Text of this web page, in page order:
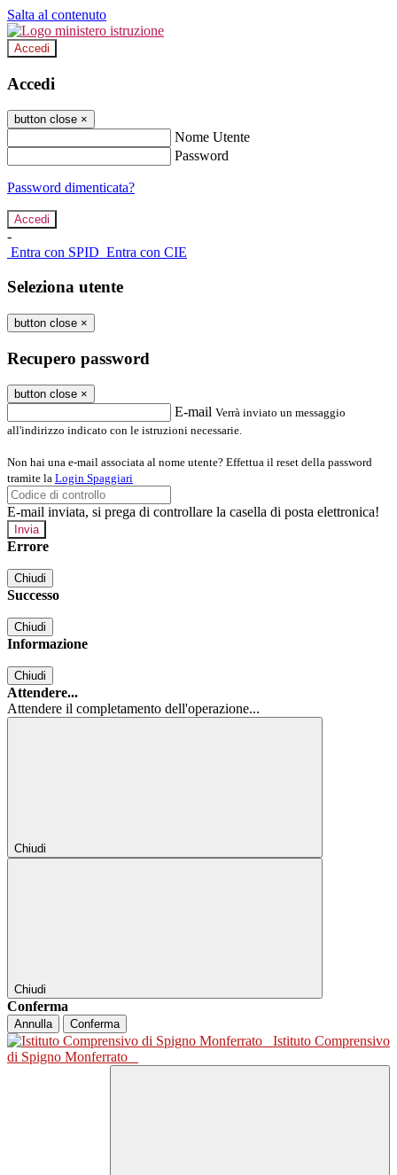
Salta al contenuto
Accedi
Accedi
button close ×
Nome Utente
Password
Password dimenticata?
-
Entra con SPID Entra con CIE
Seleziona utente
button close ×
Recupero password
button close ×
E-mail Verrà inviato un messaggio
all'indirizzo indicato con le istruzioni necessarie.
Non hai una e-mail associata al nome utente? Effettua il reset della password
tramite la Login Spaggiari
E-mail inviata, si prega di controllare la casella di posta elettronica!
Errore
Chiudi
Successo
Chiudi
Informazione
Chiudi
Attendere...
Attendere il completamento dell'operazione...
Chiudi
Chiudi
Conferma
Annulla Conferma
Istituto Comprensivo
di Spigno Monferrato